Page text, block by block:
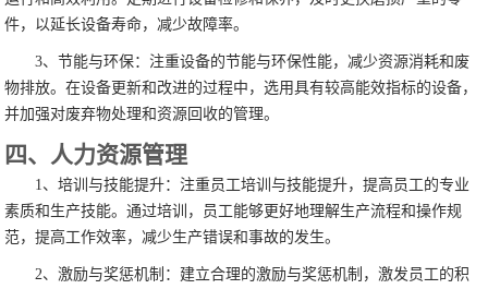
件，以延长设备寿命，减少故障率。
3、节能与环保：注重设备的节能与环保性能，减少资源消耗和废
物排放。在设备更新和改进的过程中，选用具有较高能效指标的设备，
并加强对废弃物处理和资源回收的管理。
四、人力资源管理
1、培训与技能提升：注重员工培训与技能提升，提高员工的专业
素质和生产技能。通过培训，员工能够更好地理解生产流程和操作规
范，提高工作效率，减少生产错误和事故的发生。
2、激励与奖惩机制：建立合理的激励与奖惩机制，激发员工的积